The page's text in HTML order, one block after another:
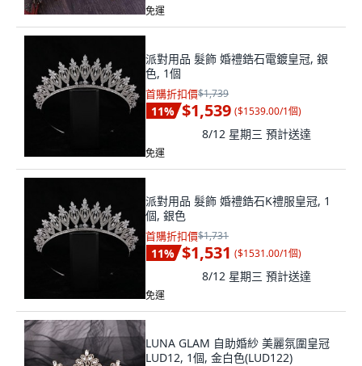
免運
派對用品 髮飾 婚禮鋯石電鍍皇冠, 銀
色, 1個
首購折扣價$1,739
11% $1,539 ($1539.00/1個)
8/12 星期三 預計送達
免運
派對用品 髮飾 婚禮鋯石K禮服皇冠, 1
個, 銀色
首購折扣價$1,731
11% $1,531 ($1531.00/1個)
8/12 星期三 預計送達
免運
LUNA GLAM 自助婚紗 美麗氛圍皇冠
LUD12, 1個, 金白色(LUD122)